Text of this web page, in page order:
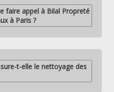
faire appel à Bilal Propreté
à Paris ?
t-elle le nettoyage des